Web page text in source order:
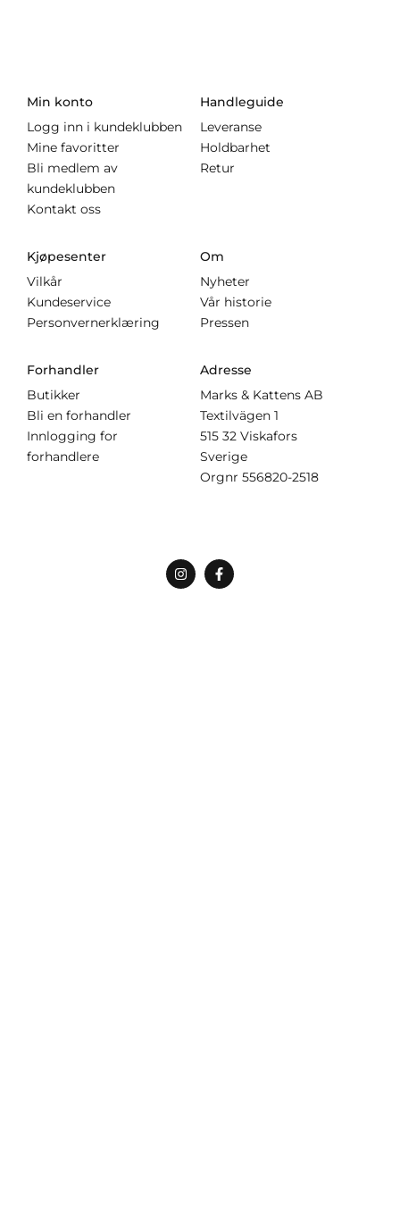
Min konto
Logg inn i kundeklubben
Mine favoritter
Bli medlem av
kundeklubben
Kontakt oss
Handleguide
Leveranse
Holdbarhet
Retur
Kjøpesenter
Vilkår
Kundeservice
Personvernerklæring
Om
Nyheter
Vår historie
Pressen
Forhandler
Butikker
Bli en forhandler
Innlogging for
forhandlere
Adresse
Marks & Kattens AB
Textilvägen 1
515 32 Viskafors
Sverige
Orgnr 556820-2518